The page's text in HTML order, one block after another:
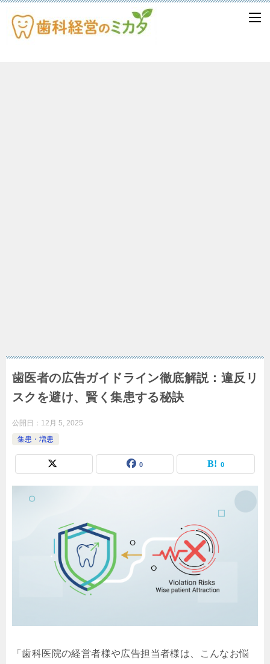
歯医者の広告ガイドライン徹底解説：違反リ
スクを避け、賢く集患する秘訣
公開日： 12月 5, 2025
集患・増患
0 0
「歯科医院の経営者様や広告担当者様は、こんなお悩